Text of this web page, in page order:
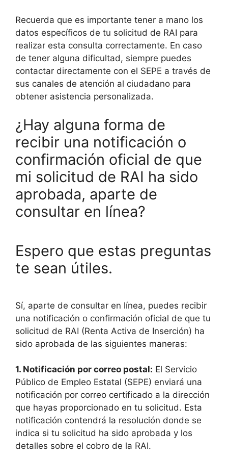
Recuerda que es importante tener a mano los
datos específicos de tu solicitud de RAI para
realizar esta consulta correctamente. En caso
de tener alguna dificultad, siempre puedes
contactar directamente con el SEPE a través de
sus canales de atención al ciudadano para
obtener asistencia personalizada.
¿Hay alguna forma de
recibir una notificación o
confirmación oficial de que
mi solicitud de RAI ha sido
aprobada, aparte de
consultar en línea?
Espero que estas preguntas
te sean útiles.
Sí, aparte de consultar en línea, puedes recibir
una notificación o confirmación oficial de que tu
solicitud de RAI (Renta Activa de Inserción) ha
sido aprobada de las siguientes maneras:
1. Notificación por correo postal: El Servicio
Público de Empleo Estatal (SEPE) enviará una
notificación por correo certificado a la dirección
que hayas proporcionado en tu solicitud. Esta
notificación contendrá la resolución donde se
indica si tu solicitud ha sido aprobada y los
detalles sobre el cobro de la RAI.